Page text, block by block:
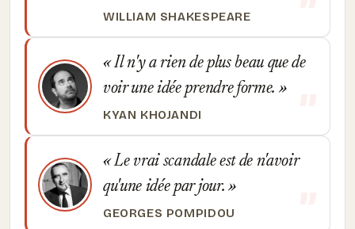
WILLIAM SHAKESPEARE
Il n'y a rien de plus beau que de
voir une idée prendre forme.
KYAN KHOJANDI
Le vrai scandale est de n'avoir
qu'une idée par jour.
GEORGES POMPIDOU